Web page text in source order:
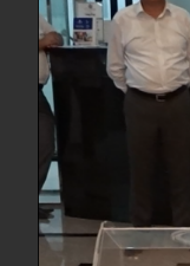
от 30 июня 2017г.